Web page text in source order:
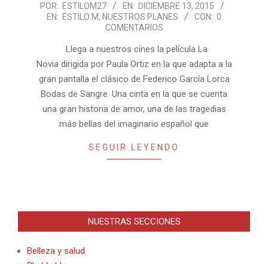
2015-
12-
POR: ESTILOM27 EN: DICIEMBRE 13, 2015
EN: ESTILO M, NUESTROS PLANES CON: 0
COMENTARIOS
Llega a nuestros cines la película La
Novia dirigida por Paula Ortiz en la que adapta a la
gran pantalla el clásico de Federico García Lorca
Bodas de Sangre. Una cinta en la que se cuenta
una gran historia de amor, una de las tragedias
más bellas del imaginario español que
SEGUIR LEYENDO
NUESTRAS SECCIONES
Belleza y salud